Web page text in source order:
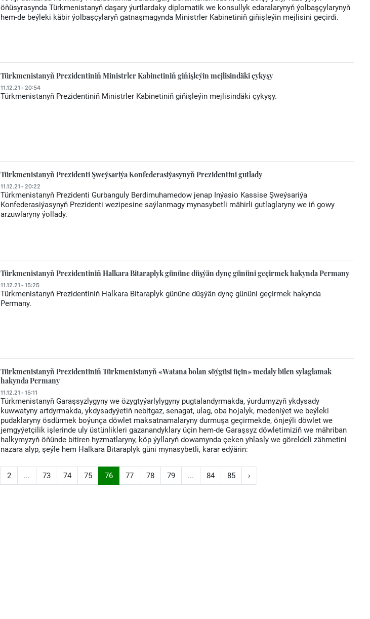
öňüsyrasynda Türkmenistanyň daşary ýurtlardaky diplomatik we konsullyk edaralarynyň ýolbaşçylarynyň
hem-de beýleki käbir ýolbaşçylaryň gatnaşmagynda Ministrler Kabinetiniň giňişleýin mejlisini geçirdi.
Türkmenistanyň Prezidentiniň Ministrler Kabinetiniň giňişleýin mejlisindäki çykyşy
11.12.21 - 20:54
Türkmenistanyň Prezidentiniň Ministrler Kabinetiniň giňişleýin mejlisindäki çykyşy.
Türkmenistanyň Prezidenti Şweýsariýa Konfederasiýasynyň Prezidentini gutlady
11.12.21 - 20:22
Türkmenistanyň Prezidenti Gurbanguly Berdimuhamedow jenap Inýasio Kassise Şweýsariýa
Konfederasiýasynyň Prezidenti wezipesine saýlanmagy mynasybetli mähirli gutlaglaryny we iň gowy
arzuwlaryny ýollady.
Türkmenistanyň Prezidentiniň Halkara Bitaraplyk gününe düşýän dynç gününi geçirmek hakynda Permany
11.12.21 - 15:25
Türkmenistanyň Prezidentiniň Halkara Bitaraplyk gününe düşýän dynç gününi geçirmek hakynda
Permany.
Türkmenistanyň Prezidentiniň Türkmenistanyň «Watana bolan söýgüsi üçin» medaly bilen sylaglamak
hakynda Permany
11.12.21 - 15:11
Türkmenistanyň Garaşsyzlygyny we özygtyýarlylygyny pugtalandyrmakda, ýurdumyzyň ykdysady
kuwwatyny artdyrmakda, ykdysadyýetiň nebitgaz, senagat, ulag, oba hojalyk, medeniýet we beýleki
pudaklaryny ösdürmek boýunça döwlet maksatnamalaryny durmuşa geçirmekde, önjeýli döwlet we
jemgyýetçilik işlerinde uly üstünlikleri gazanandyklary üçin hem-de Garaşsyz döwletimiziň we mähriban
halkymyzyň öňünde bitiren hyzmatlaryny, köp ýyllaryň dowamynda çeken yhlasly we göreldeli zähmetini
nazara alyp, şeýle hem Halkara Bitaraplyk güni mynasybetli, karar edýärin:
2 ... 73 74 75 76 77 78 79 ... 84 85 ›